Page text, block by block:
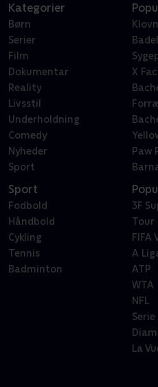
Kategorier
Børn
Serier
Film
Dokumentar
Reality
Livsstil
Underholdning
Comedy
Nyheder
Sport
Klovn
X
Paw
Sport
Fodbold
Håndbold
Cykling
Tennis
Badminton
3F
Tour
FIFA
A
ATP
WTA
NFL
Serie
La